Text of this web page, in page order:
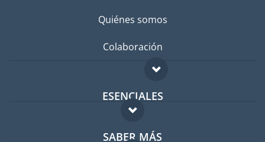
Quiénes somos
Colaboración
ESENCIALES
Foro para expatriados
SABER MÁS